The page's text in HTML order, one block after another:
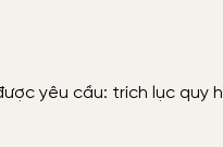
yêu cầu: trích lục quy